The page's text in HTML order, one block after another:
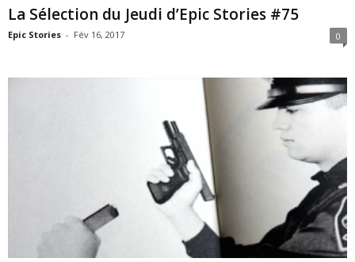
La Sélection du Jeudi d’Epic Stories #75
Epic Stories - Fév 16, 2017 0